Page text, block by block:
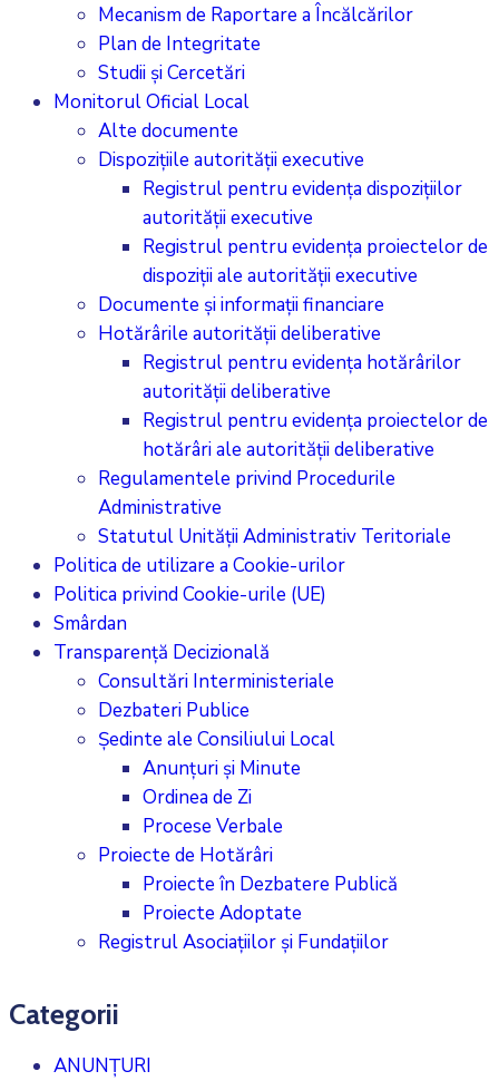
Mecanism de Raportare a Încălcărilor
Plan de Integritate
Studii și Cercetări
Monitorul Oficial Local
Alte documente
Dispozițiile autorității executive
Registrul pentru evidența dispozițiilor
autorității executive
Registrul pentru evidența proiectelor de
dispoziții ale autorității executive
Documente și informații financiare
Hotărârile autorității deliberative
Registrul pentru evidența hotărârilor
autorității deliberative
Registrul pentru evidența proiectelor de
hotărâri ale autorității deliberative
Regulamentele privind Procedurile
Administrative
Statutul Unității Administrativ Teritoriale
Politica de utilizare a Cookie-urilor
Politica privind Cookie-urile (UE)
Smârdan
Transparență Decizională
Consultări Interministeriale
Dezbateri Publice
Ședinte ale Consiliului Local
Anunțuri și Minute
Ordinea de Zi
Procese Verbale
Proiecte de Hotărâri
Proiecte în Dezbatere Publică
Proiecte Adoptate
Registrul Asociațiilor și Fundațiilor
Categorii
ANUNȚURI